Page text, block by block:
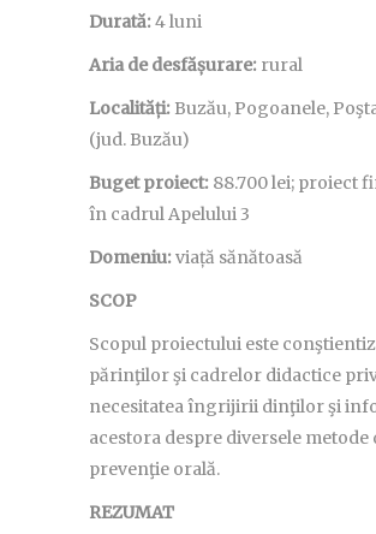
Durată:4 luni
Aria de desfășurare: rural
Localități: Buzău, Pogoanele,
(jud. Buzău)
Buget proiect: 88.700 lei; proiect
în cadrul Apelului 3
Domeniu:viață sănătoasă
SCOP
Scopul proiectului este
părinţilor şi cadrelor didactice
necesitatea îngrijirii dinţilor şi
acestora despre diversele metode
prevenţie orală.
REZUMAT